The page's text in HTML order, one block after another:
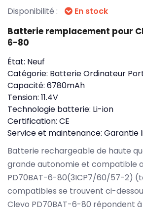
Disponibilité : En stock
Batterie remplacement pour
6-80
État: Neuf
Catégorie: Batterie Ordinateur
Capacité: 6780mAh
Tension: 11.4V
Technologie batterie: Li-ion
Certification: CE
Service et maintenance: Garantie
Batterie rechargeable de haute
grande autonomie et compatible
PD70BAT-6-80(3ICP7/60/57-2)
compatibles se trouvent ci-
Clevo PD70BAT-6-80 répondent